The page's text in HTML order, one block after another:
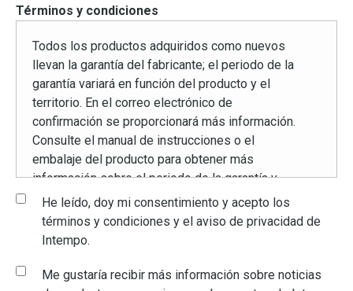
Términos y condiciones
Todos los productos adquiridos como nuevos
llevan la garantía del fabricante; el periodo de la
garantía variará en función del producto y el
territorio. En el correo electrónico de
confirmación se proporcionará más información.
Consulte el manual de instrucciones o el
embalaje del producto para obtener más
información sobre el periodo de la garantía y
los datos de contacto. Esto solo es aplicable
cuando los productos se han utilizado según
las instrucciones para su uso doméstico
Cualquier uso incorrecto o desmantelamiento
He leído, doy mi consentimiento y acepto los
términos y condiciones y el aviso de privacidad de
Intempo.
Me gustaría recibir más información sobre noticias